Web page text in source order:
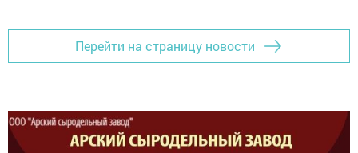
Перейти на страницу новости